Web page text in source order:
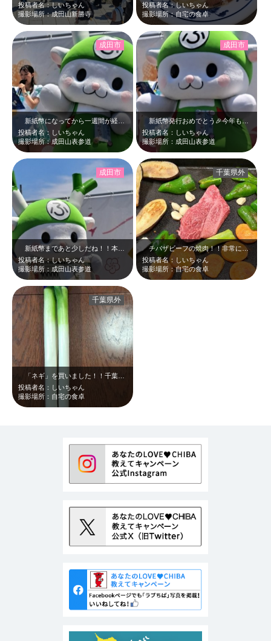
投稿者名：しいちゃん
撮影場所：成田山新勝寺
投稿者名：しいちゃん
撮影場所：自宅の食卓
新紙幣になってから一週間が経ちますね☆ふっかちゃん、成田でもしっかりPRして…
投稿者名：しいちゃん
撮影場所：成田山表参道
成田市
新紙幣発行おめでとう🎉今年も昨年もたくさん成田でPRしてたね☆うなりくんも昨…
投稿者名：しいちゃん
撮影場所：成田山表参道
成田市
新紙幣まであと少しだね！！本当にあと少し！！成田でもきちんとPRしていました…
投稿者名：しいちゃん
撮影場所：成田山表参道
成田市
チバザビーフの焼肉！！非常に美味でしたー＼(^o^)／お肉やっぱり目立つなぁ…
投稿者名：しいちゃん
撮影場所：自宅の食卓
千葉県外
「ネギ」を買いました！！千葉県産の！！ものすごくステキなビジュアルだったので…
投稿者名：しいちゃん
撮影場所：自宅の食卓
千葉県外